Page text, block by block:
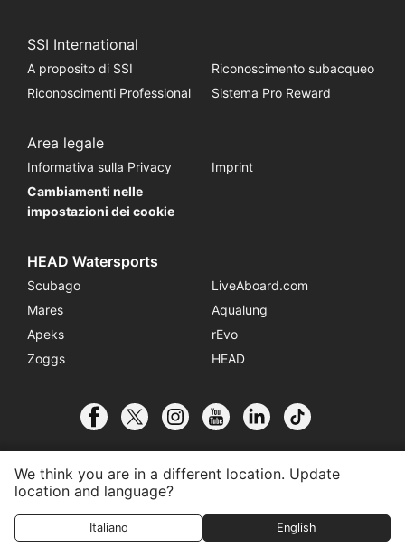
Affiliati al Centro Contatti
SSI International
A proposito di SSI
Riconoscimento subacqueo
Riconoscimenti Professional
Sistema Pro Reward
Area legale
Informativa sulla Privacy
Imprint
Cambiamenti nelle
impostazioni dei cookie
HEAD Watersports
Scubago
LiveAboard.com
Mares
Aqualung
Apeks
rEvo
Zoggs
HEAD
© 2026 SSI International
We think you are in a different location. Update
location and language?
Italiano English